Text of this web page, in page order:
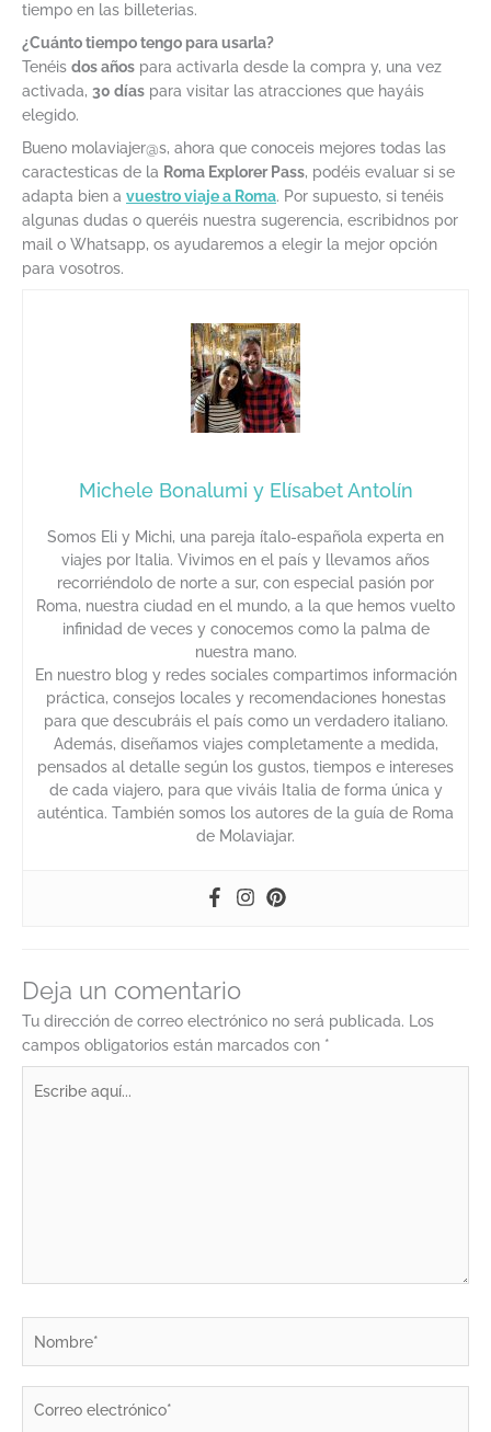
tiempo en las billeterias.
¿Cuánto tiempo tengo para usarla?
Tenéis dos años para activarla desde la compra y, una vez
activada, 30 días para visitar las atracciones que hayáis
elegido.
Bueno molaviajer@s, ahora que conoceis mejores todas las
caractesticas de la Roma Explorer Pass, podéis evaluar si se
adapta bien a vuestro viaje a Roma. Por supuesto, si tenéis
algunas dudas o queréis nuestra sugerencia, escribidnos por
mail o Whatsapp, os ayudaremos a elegir la mejor opción
para vosotros.
Michele Bonalumi y Elísabet Antolín
Somos Eli y Michi, una pareja ítalo-española experta en
viajes por Italia. Vivimos en el país y llevamos años
recorriéndolo de norte a sur, con especial pasión por
Roma, nuestra ciudad en el mundo, a la que hemos vuelto
infinidad de veces y conocemos como la palma de
nuestra mano.
En nuestro blog y redes sociales compartimos información
práctica, consejos locales y recomendaciones honestas
para que descubráis el país como un verdadero italiano.
Además, diseñamos viajes completamente a medida,
pensados al detalle según los gustos, tiempos e intereses
de cada viajero, para que viváis Italia de forma única y
auténtica. También somos los autores de la guía de Roma
de Molaviajar.
Deja un comentario
Tu dirección de correo electrónico no será publicada. Los
campos obligatorios están marcados con *
aquí...
electrónico*